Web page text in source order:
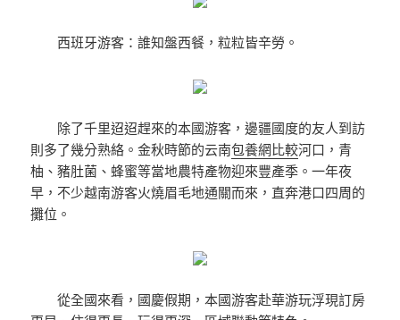
西班牙游客：誰知盤西餐，粒粒皆辛勞。
除了千里迢迢趕來的本國游客，邊疆國度的友人到訪
則多了幾分熟絡。金秋時節的云南包養網比較河口，青
柚、豬肚菌、蜂蜜等當地農特產物迎來豐產季。一年夜
早，不少越南游客火燒眉毛地通關而來，直奔港口四周的
攤位。
從全國來看，國慶假期，本國游客赴華游玩浮現訂房